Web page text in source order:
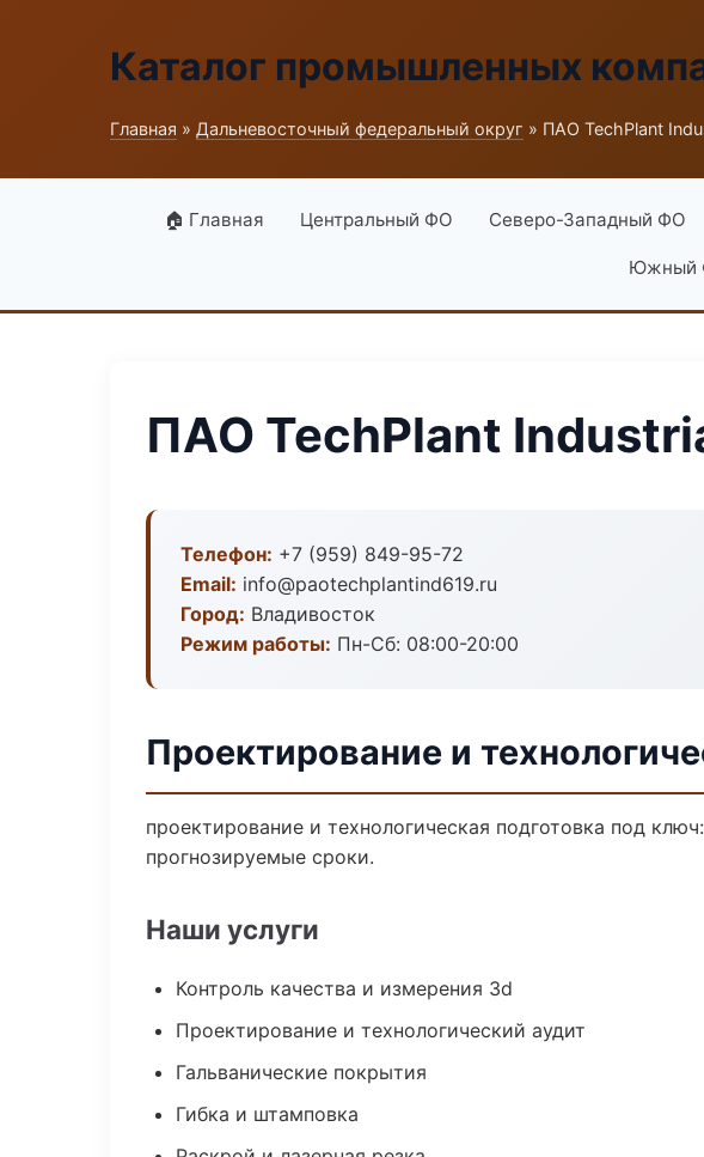
Каталог промышленных
Главная » Дальневосточный федеральный округ » ПАО TechPlant
🏠 Главная Центральный ФО Северо-Западный ФО
Южный
ПАО TechPlant
Телефон: +7 (959) 849-95-72
Email: info@paotechplantind619.ru
Город: Владивосток
Режим работы: Пн-Сб: 08:00-20:00
Проектирование и
проектирование и технологическая подготовка под
прогнозируемые сроки.
Наши услуги
Контроль качества и измерения 3d
Проектирование и технологический аудит
Гальванические покрытия
Гибка и штамповка